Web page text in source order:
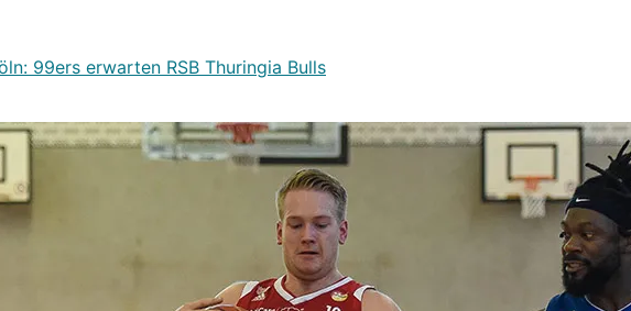
99ers erwarten RSB Thuringia Bulls